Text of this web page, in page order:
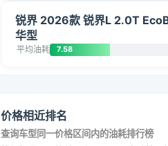
锐界 2026款 锐界L 2.0T
华型
平均油耗 7.58
价格相近排名
查询车型同一价格区间内的油耗排行榜